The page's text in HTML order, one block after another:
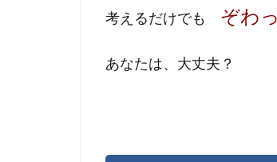
考えるだけでも ぞわっ
あなたは、大丈夫？